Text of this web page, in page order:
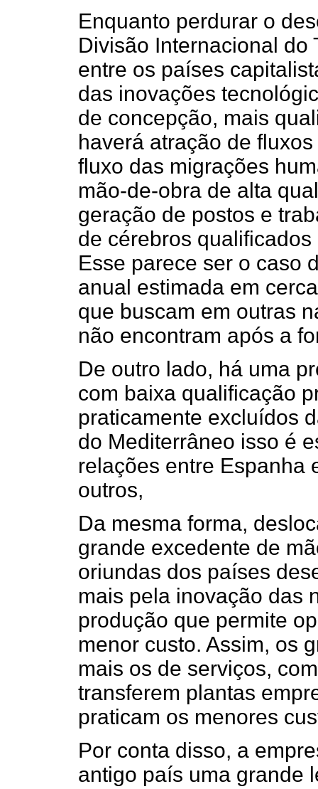
Enquanto perdurar o
Divisão Internacional do
entre os países
das inovações
de concepção, mais
haverá atração de
fluxo das migrações
mão-de-obra de alta
geração de postos e
de cérebros
Esse parece ser o caso
anual estimada em
que buscam em outras
não encontram após a
De outro lado, há uma
com baixa qualificação
praticamente excluídos
do Mediterrâneo isso é
relações entre Espanha
outros,
Da mesma forma,
grande excedente de
oriundas dos países
mais pela inovação das
produção que permite
menor custo. Assim, os
mais os de serviços,
transferem plantas
praticam os menores
Por conta disso, a
antigo país uma grande